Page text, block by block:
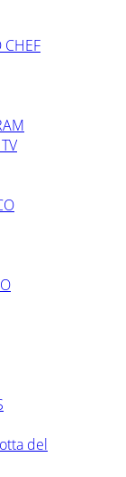
CHEF
del